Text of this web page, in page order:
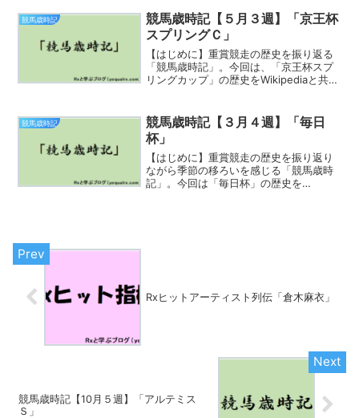
央競馬会（JRA）が札幌競馬場で施行す
る中央競馬の...
競馬歳時記
競馬歳時記【５月３週】「京王杯
スプリングＣ」
【はじめに】重賞競走の歴史を振り返る
「競馬歳時記」。今回は、「京王杯スプ
リングカップ」の歴史をWikipediaと共に
して「スプリングハンデキャップ」の名
称で創設。...
競馬歳時記
競馬歳時記【３月４週】「毎日
杯」
【はじめに】重賞競走の歴史を振り返り
ながら季節の移ろいを感じる「競馬歳時
記」。今回は「毎日杯」の歴史を
Rxヒットアーティスト列伝「倉木麻衣」
競馬歳時記【10月５週】「アルテミス
Ｓ」